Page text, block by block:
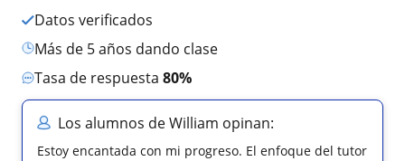
Datos verificados
más de 5 años dando clase
Tasa de respuesta 80%
Los alumnos de William opinan:
Estoy encantada con mi progreso. El enfoque del tutor